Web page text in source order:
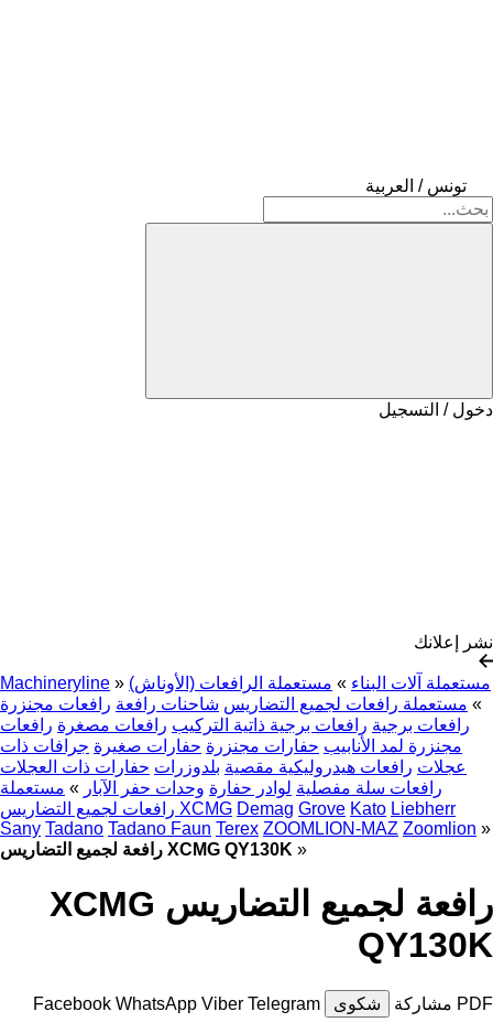
تونس / العربية
دخول / التسجيل
نشر إعلانك
Machineryline » مستعملة آلات البناء » مستعملة الرافعات (الأوناش)
» مستعملة رافعات لجميع التضاريس شاحنات رافعة رافعات مجنزرة
رافعات برجية رافعات برجية ذاتية التركيب رافعات مصغرة رافعات
مجنزرة لمد الأنابيب حفارات مجنزرة حفارات صغيرة جرافات ذات
عجلات رافعات هيدروليكية مقصية بلدوزرات حفارات ذات العجلات
رافعات سلة مفصلية لوادر حفارة وحدات حفر الآبار » مستعملة
رافعات لجميع التضاريس XCMG Demag Grove Kato Liebherr
Sany Tadano Tadano Faun Terex ZOOMLION-MAZ Zoomlion »
رافعة لجميع التضاريس XCMG QY130K »
رافعة لجميع التضاريس XCMG
QY130K
PDF مشاركة شكوى Facebook WhatsApp Viber Telegram